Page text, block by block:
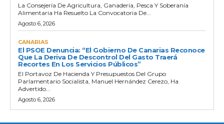
La Consejería De Agricultura, Ganadería, Pesca Y Soberanía
Alimentaria Ha Resuelto La Convocatoria De...
Agosto 6, 2026
CANARIAS
El PSOE Denuncia: “El Gobierno De Canarias Reconoce
Que La Deriva De Descontrol Del Gasto Traerá
Recortes En Los Servicios Públicos”
El Portavoz De Hacienda Y Presupuestos Del Grupo
Parlamentario Socialista, Manuel Hernández Cerezo, Ha
Advertido...
Agosto 6, 2026